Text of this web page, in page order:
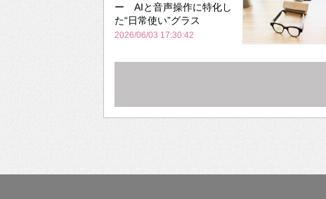
ー AIと音声操作に特化し
た“日常使い”グラス
2026/06/03 17:30:42